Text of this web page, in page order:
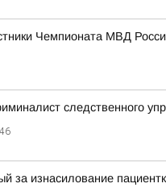
Чемпионата МВД
следственного
за изнасилование